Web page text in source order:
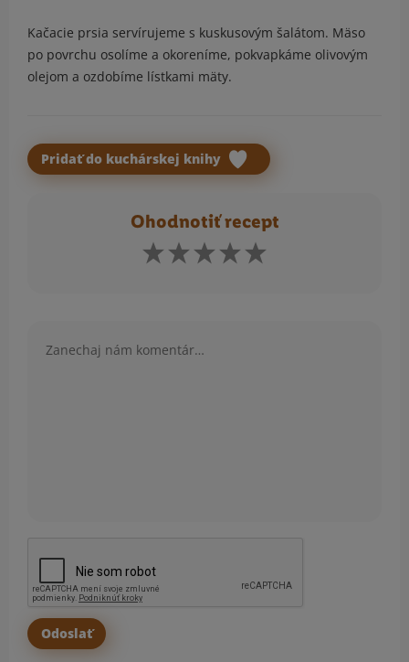
Kačacie prsia servírujeme s kuskusovým šalátom. Mäso
po povrchu osolíme a okoreníme, pokvapkáme olivovým
olejom a ozdobíme lístkami mäty.
Pridať do kuchárskej knihy
Ohodnotiť recept